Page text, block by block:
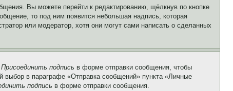
Вы можете перейти к редактированию, щёлкнув по кнопке
то под ним появится небольшая надпись, которая
или модератор, хотя они могут сами написать о сделанных
Присоединить подпись в форме отправки сообщения, чтобы
в параграфе «Отправка сообщений» пункта «Личные
подпись в форме отправки сообщения.